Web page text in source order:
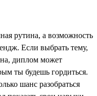
рутина, а возможность
Если выбрать тему,
диплом может
ты будешь гордиться.
шанс разобраться